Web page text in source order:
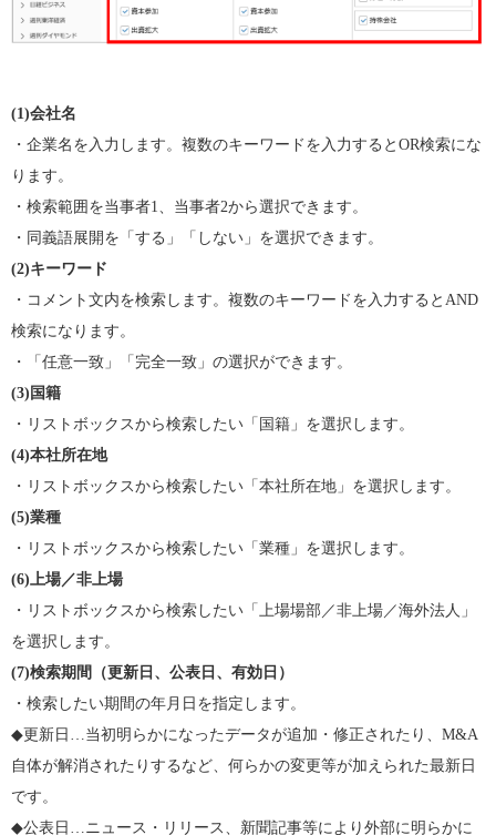
(1)会社名
・企業名を入力します。複数のキーワードを入力するとOR検索にな
ります。
・検索範囲を当事者1、当事者2から選択できます。
・同義語展開を「する」「しない」を選択できます。
(2)キーワード
・コメント文内を検索します。複数のキーワードを入力するとAND
検索になります。
・「任意一致」「完全一致」の選択ができます。
(3) 国籍
・リストボックスから検索したい「国籍」を選択します。
(4)本社所在地
・リストボックスから検索したい「本社所在地」を選択します。
(5)業種
・リストボックスから検索したい「業種」を選択します。
(6) 上場／非上場
・リストボックスから検索したい「上場場部／非上場／海外法人」
を選択します。
(7)検索期間（更新日、公表日、有効日）
・検索したい期間の年月日を指定します。
◆更新日…当初明らかになったデータが追加・修正されたり、M&A
自体が解消されたりするなど、何らかの変更等が加えられた最新日
です。
◆公表日…ニュース・リリース、新聞記事等により外部に明らかに